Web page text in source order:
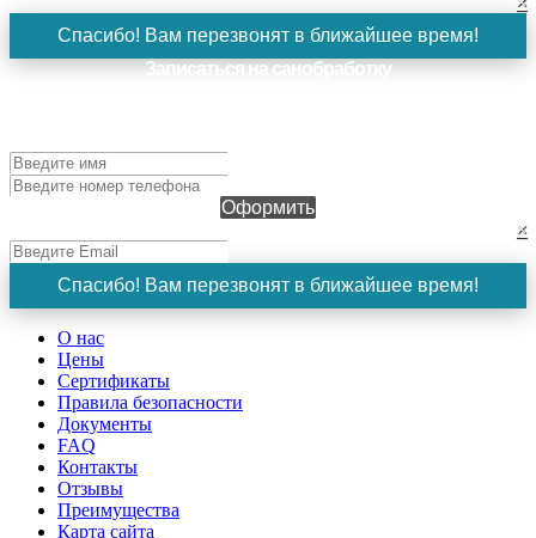
Спасибо! Вам перезвонят в ближайшее время!
Записаться на санобработку
Оформить
×
Спасибо! Вам перезвонят в ближайшее время!
О нас
Цены
Сертификаты
Правила безопасности
Документы
FAQ
Контакты
Отзывы
Преимущества
Карта сайта